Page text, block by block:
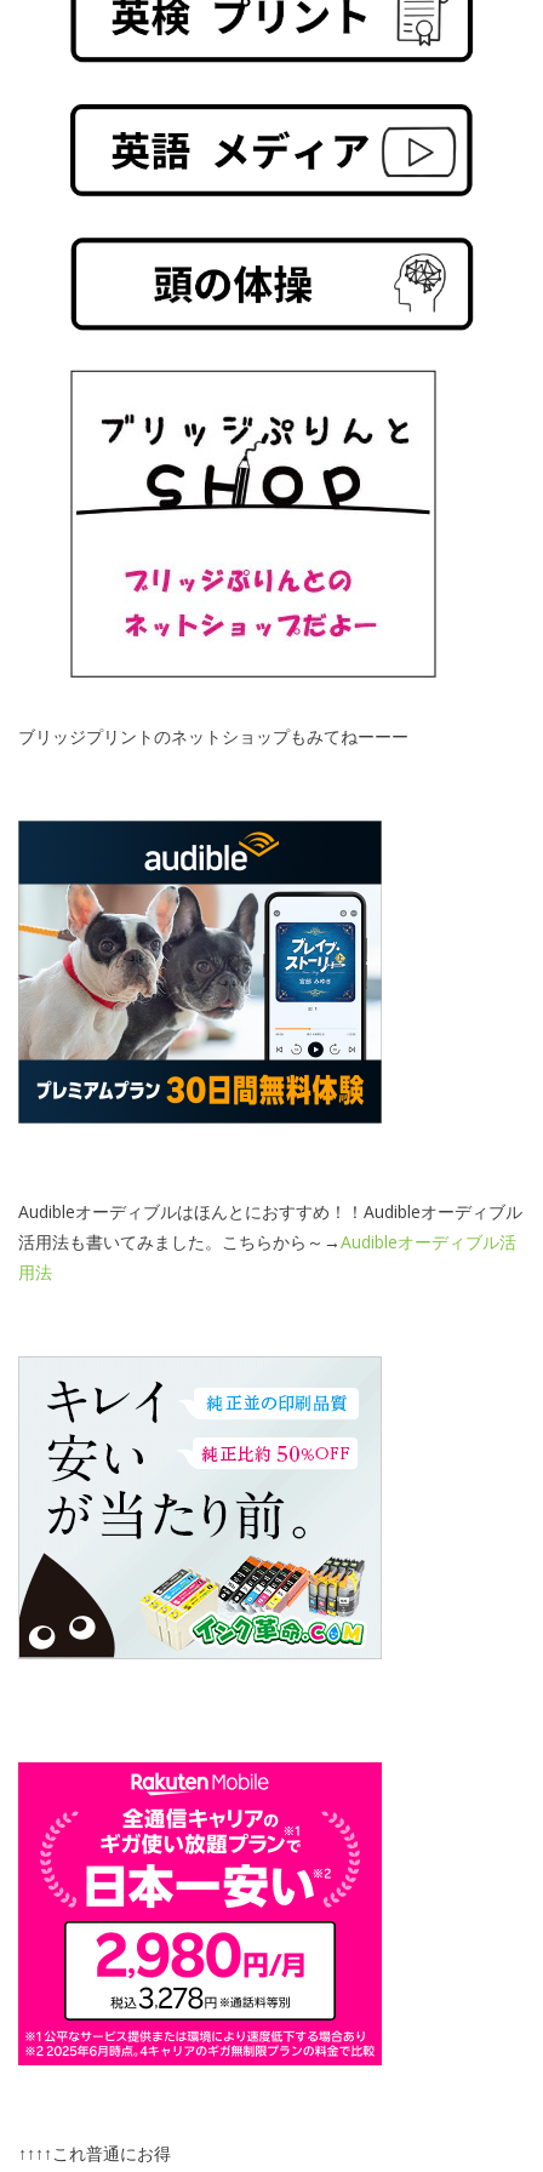
ブリッジプリントのネットショップもみてねーーー
Audibleオーディブルはほんとにおすすめ！！Audibleオーディブル
活用法も書いてみました。こちらから～→Audibleオーディブル活
用法
↑↑↑↑これ普通にお得